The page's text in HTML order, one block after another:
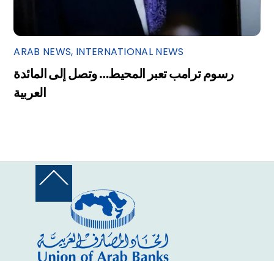
ARAB NEWS, INTERNATIONAL NEWS
رسوم ترامب تعبر المحيط… وتصل إلى المائدة
العربية
Back
Top